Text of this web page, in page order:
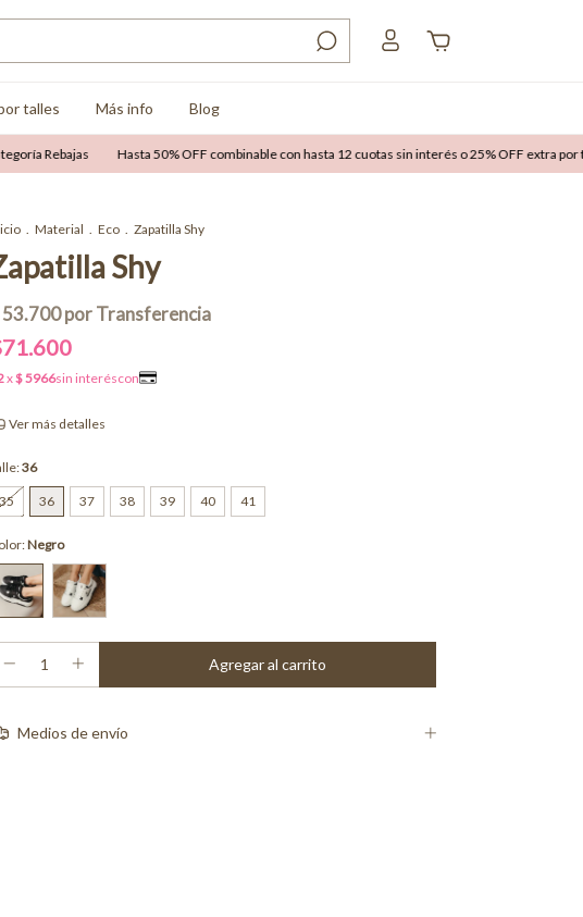
talles Más info Blog
Hasta 50% OFF combinable con hasta 12 cuotas sin interés o 25% OFF extra por
. Material . Eco . Zapatilla Shy
Shy
Ver más detalles
36
35 36 37 38 39 40 41
Negro
Medios de envío